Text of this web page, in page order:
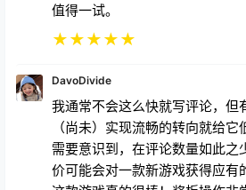
值得一试。
★★★★★
DavoDivide
我通常不会这么快就写评论，但
（尚未）实现流畅的转向就给
需要意识到，在评论数量如此之
价可能会对一款新游戏获得应有